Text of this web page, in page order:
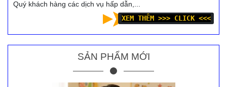
Quý khách hàng các dịch vụ hấp dẫn,...
XEM THÊM >>> CLICK <<<
SẢN PHẨM MỚI